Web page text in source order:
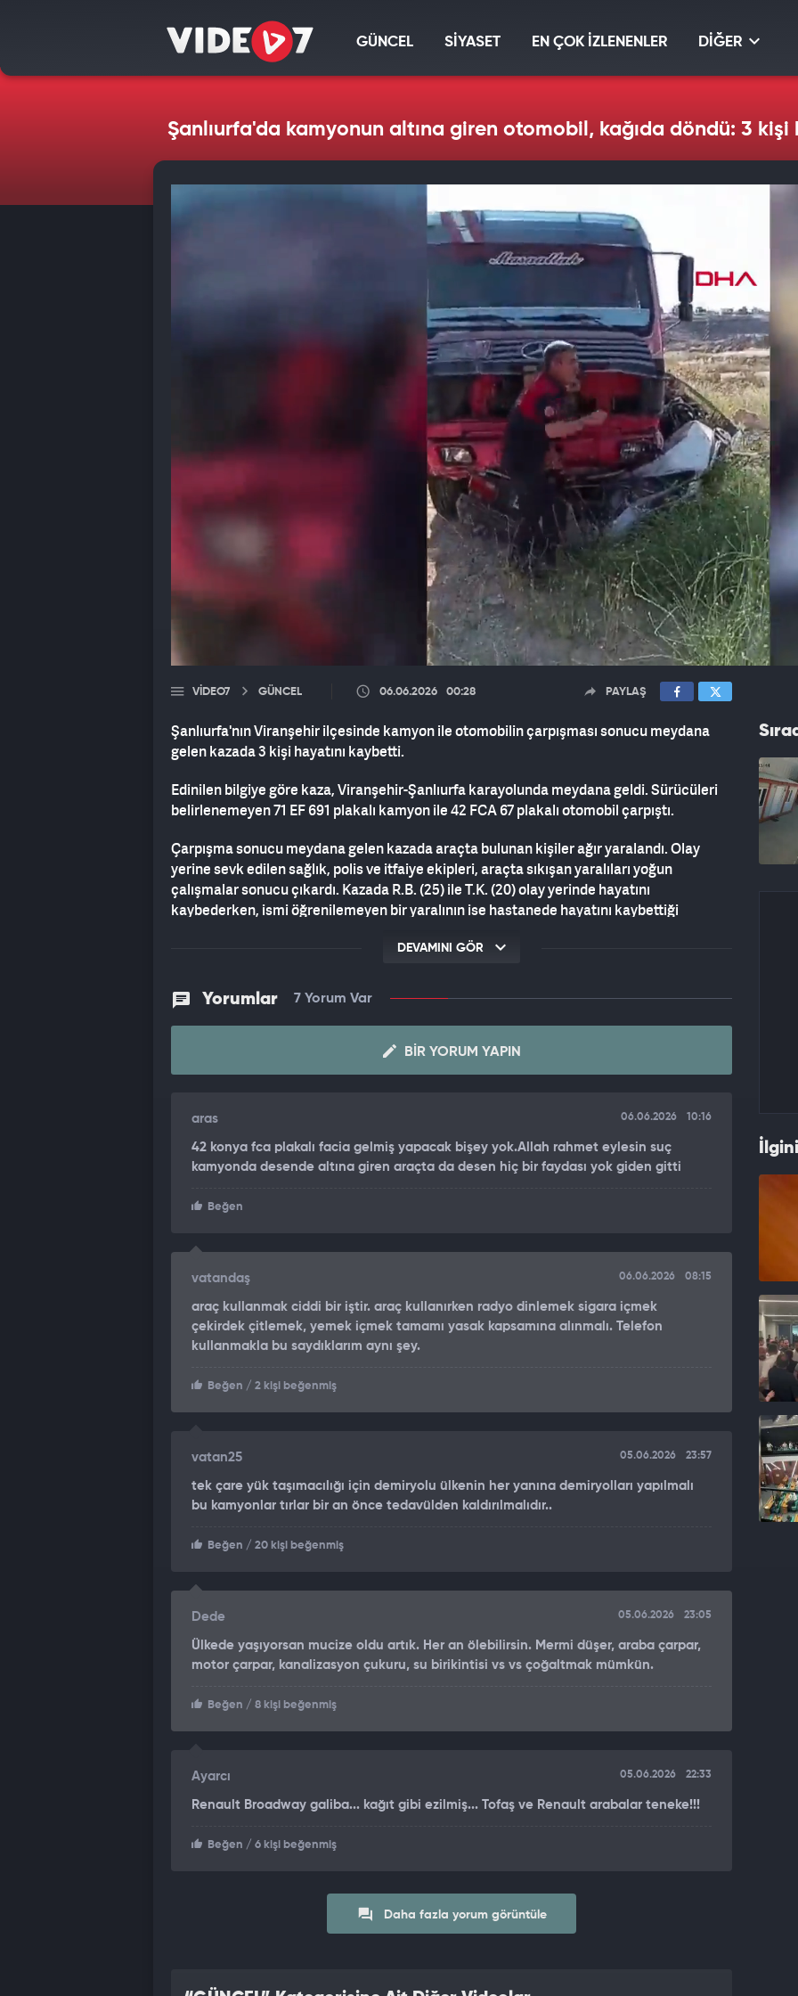
GÜNCEL SİYASET EN ÇOK İZLENENLER DİĞER
Şanlıurfa'da kamyonun altına giren otomobil, kağıda döndü: 3 kişi
VIDEO7 GÜNCEL 06.06.2026 00:28 PAYLAŞ
Şanlıurfa'nın Viranşehir ilçesinde kamyon ile otomobilin çarpışması sonucu meydana
gelen kazada 3 kişi hayatını kaybetti.
Edinilen bilgiye göre kaza, Viranşehir-Şanlıurfa karayolunda meydana geldi. Sürücüleri
belirlenemeyen 71 EF 691 plakalı kamyon ile 42 FCA 67 plakalı otomobil çarpıştı.
Çarpışma sonucu meydana gelen kazada araçta bulunan kişiler ağır yaralandı. Olay
yerine sevk edilen sağlık, polis ve itfaiye ekipleri, araçta sıkışan yaralıları yoğun
çalışmalar sonucu çıkardı. Kazada R.B. (25) ile T.K. (20) olay yerinde hayatını
kaybederken, ismi öğrenilemeyen bir yaralının ise hastanede hayatını kaybettiği
DEVAMINI GÖR
Yorumlar 7 Yorum Var
BIR YORUM YAPIN
aras 06.06.2026 10:16
42 konya fca plakalı facia gelmiş yapacak bişey yok.Allah rahmet eylesin suç
kamyonda desende altına giren araçta da desen hiç bir faydası yok giden gitti
Beğen
vatandaş 06.06.2026 08:15
araç kullanmak ciddi bir iştir. araç kullanırken radyo dinlemek sigara içmek
çekirdek çitlemek, yemek içmek tamamı yasak kapsamına alınmalı. Telefon
kullanmakla bu saydıklarım aynı şey.
Beğen / 2 kişi beğenmiş
vatan25 05.06.2026 23:57
tek çare yük taşımacılığı için demiryolu ülkenin her yanına demiryolları yapılmalı
bu kamyonlar tırlar bir an önce tedavülden kaldırılmalıdır..
Beğen / 20 kişi beğenmiş
Dede 05.06.2026 23:05
Ülkede yaşıyorsan mucize oldu artık. Her an ölebilirsin. Mermi düşer, araba çarpar,
motor çarpar, kanalizasyon çukuru, su birikintisi vs vs çoğaltmak mümkün.
Beğen / 8 kişi beğenmiş
Ayarcı 05.06.2026 22:33
Renault Broadway galiba... kağıt gibi ezilmiş... Tofaş ve Renault arabalar teneke!!!
Beğen / 6 kişi beğenmiş
Daha fazla yorum görüntüle